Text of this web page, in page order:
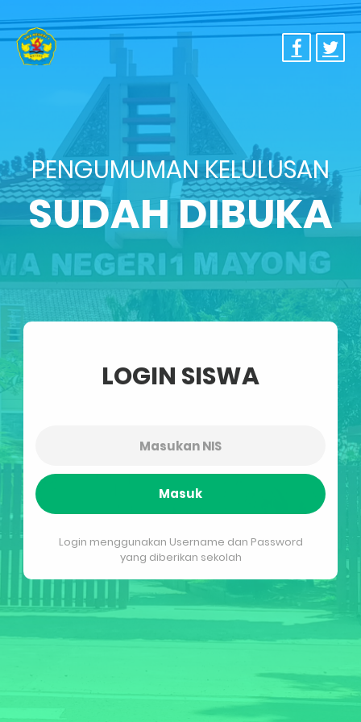
PENGUMUMAN KELULUSAN
SUDAH DIBUKA
LOGIN SISWA
Masuk
Login menggunakan Username dan Password
yang diberikan sekolah